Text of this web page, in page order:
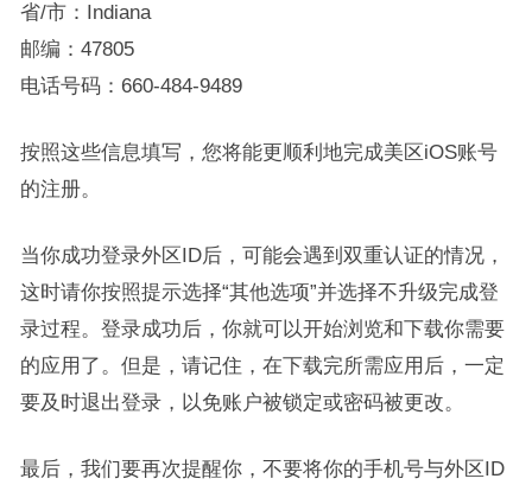
省/市：Indiana
邮编：47805
电话号码：660-484-9489
按照这些信息填写，您将能更顺利地完成美区iOS账号
的注册。
当你成功登录外区ID后，可能会遇到双重认证的情况，
这时请你按照提示选择“其他选项”并选择不升级完成登
录过程。登录成功后，你就可以开始浏览和下载你需要
的应用了。但是，请记住，在下载完所需应用后，一定
要及时退出登录，以免账户被锁定或密码被更改。
最后，我们要再次提醒你，不要将你的手机号与外区ID